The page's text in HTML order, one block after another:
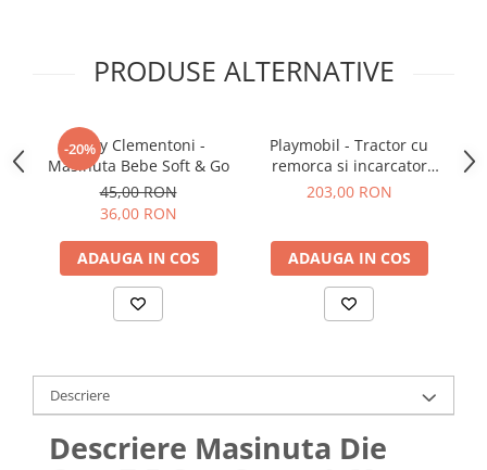
PRODUSE ALTERNATIVE
-20%
Baby Clementoni -
Masinuta Bebe Soft & Go
45,00 RON
36,00 RON
ADAUGA IN COS
Playmobil - Tractor cu
remorca si incarcator
frontal
203,00 RON
ADAUGA IN COS
Descriere
Descriere Masinuta Die